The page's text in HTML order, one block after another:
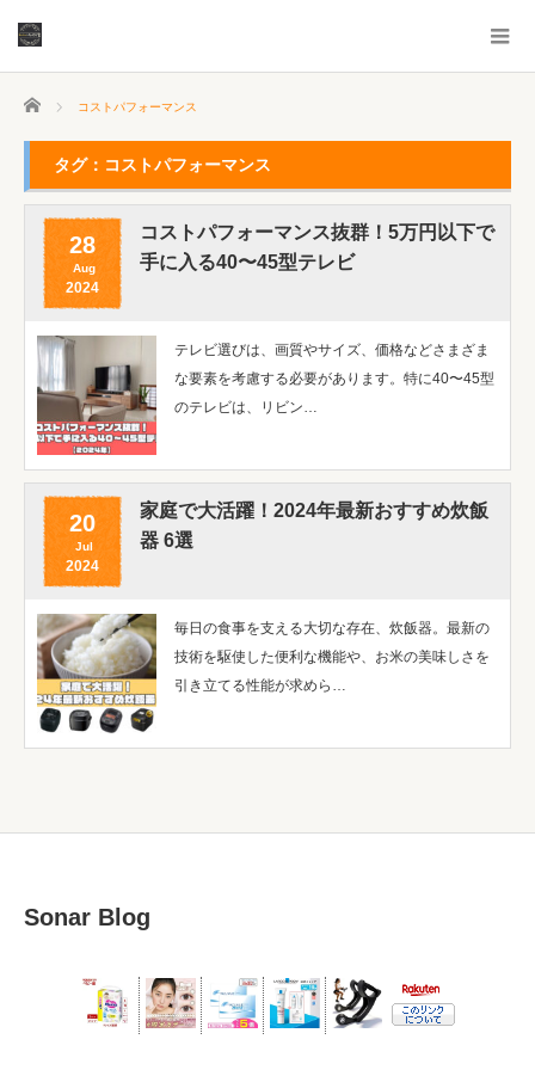
ホーム コストパフォーマンス
タグ：コストパフォーマンス
28
Aug
2024
コストパフォーマンス抜群！5万円以下で
手に入る40〜45型テレビ
テレビ選びは、画質やサイズ、価格などさまざま
な要素を考慮する必要があります。特に40〜45型
のテレビは、リビン…
20
Jul
2024
家庭で大活躍！2024年最新おすすめ炊飯
器 6選
毎日の食事を支える大切な存在、炊飯器。最新の
技術を駆使した便利な機能や、お米の美味しさを
引き立てる性能が求めら…
Sonar Blog